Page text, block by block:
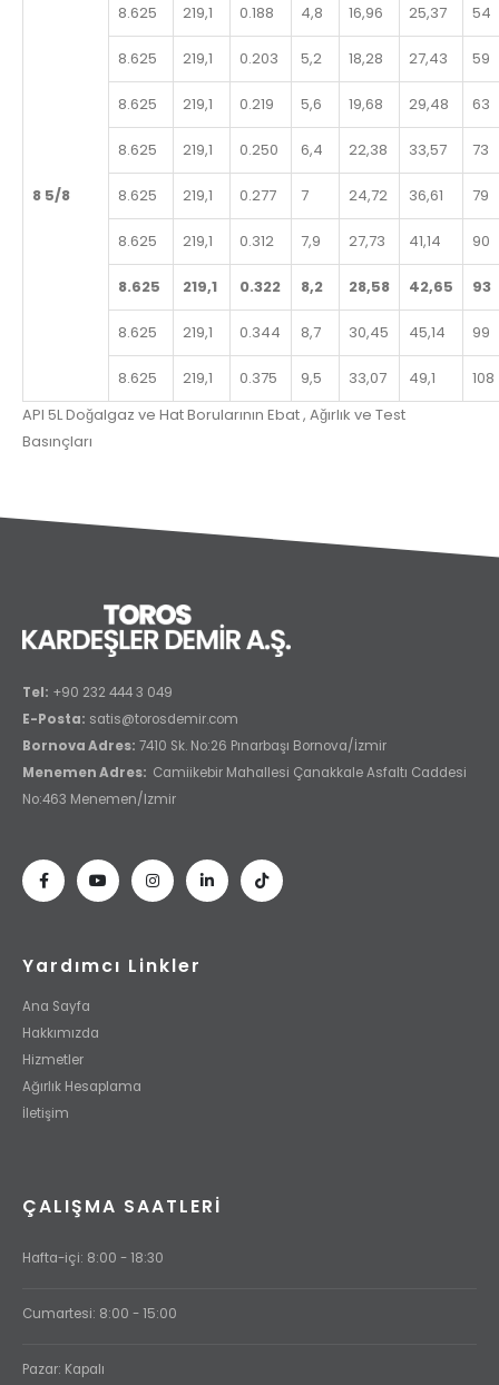
8 5/8
8.625 219,1 0.188 4,8 16,96 25,37 54
8.625 219,1 0.203 5,2 18,28 27,43 59
8.625 219,1 0.219 5,6 19,68 29,48 63
8.625 219,1 0.250 6,4 22,38 33,57 73
8.625 219,1 0.277 7 24,72 36,61 79
8.625 219,1 0.312 7,9 27,73 41,14 90
8.625 219,1 0.322 8,2 28,58 42,65 93
8.625 219,1 0.344 8,7 30,45 45,14 99
8.625 219,1 0.375 9,5 33,07 49,1
108
API 5L Doğalgaz ve Hat Borularının Ebat , Ağırlık ve Test
Basınçları
Tel: +90 232 444 3 049
E-Posta: satis@torosdemir.com
Bornova Adres: 7410 Sk. No:26 Pınarbaşı Bornova/İzmir
Menemen Adres: Camiikebir Mahallesi Çanakkale Asfaltı Caddesi
No:463 Menemen/Izmir
Yardımcı Linkler
Ana Sayfa
Hakkımızda
Hizmetler
Ağırlık Hesaplama
İletişim
ÇALIŞMA SAATLERI
Hafta-içi: 8:00 - 18:30
Cumartesi: 8:00 - 15:00
Pazar: Kapalı